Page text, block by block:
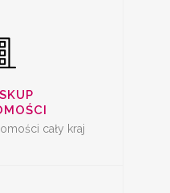
cały kraj
DO